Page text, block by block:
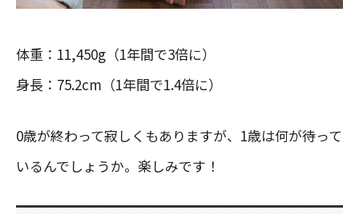
体重：11,450g（1年間で3倍に）
身長：75.2cm（1年間で1.4倍に）
0歳が終わって寂しくもありますが、1歳は何が待って
いるんでしょうか。楽しみです！